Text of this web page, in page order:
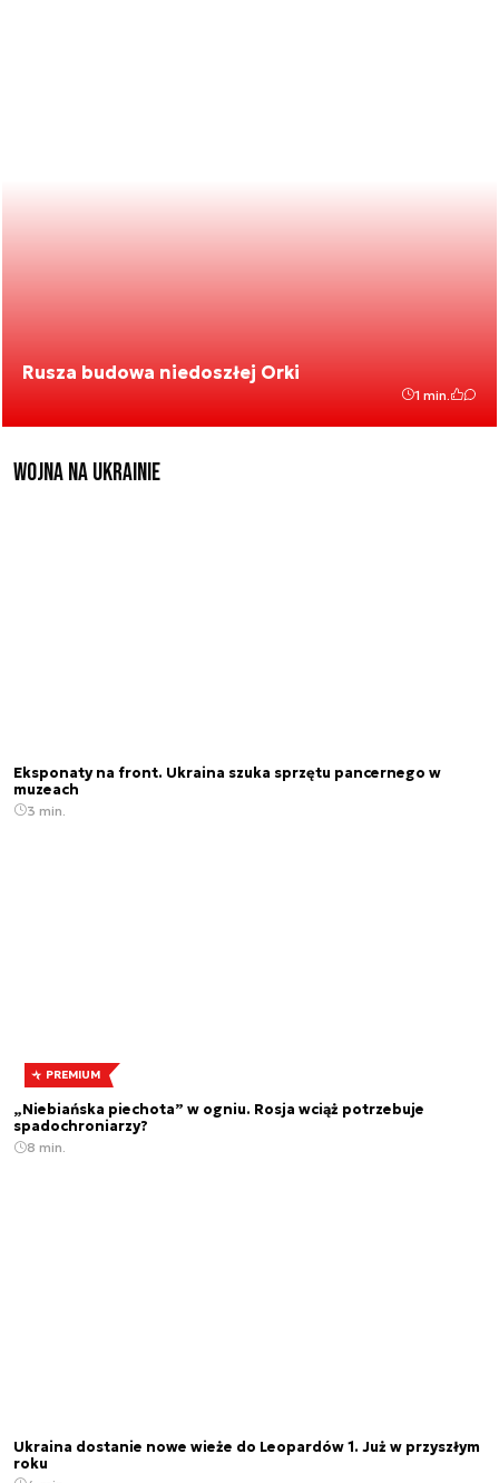
Rusza budowa niedoszłej Orki
1 min.
Wojna na Ukrainie
Eksponaty na front. Ukraina szuka sprzętu pancernego w
muzeach
3 min.
PREMIUM
„Niebiańska piechota” w ogniu. Rosja wciąż potrzebuje
spadochroniarzy?
8 min.
Ukraina dostanie nowe wieże do Leopardów 1. Już w przyszłym
roku